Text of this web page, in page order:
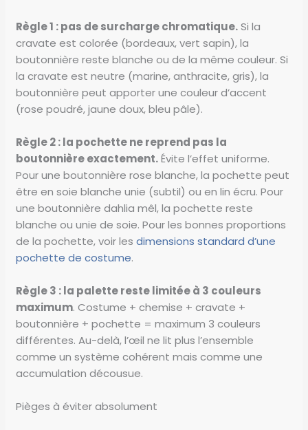
Règle 1 : pas de surcharge chromatique.Si la
cravate est colorée (bordeaux, vert sapin), la
boutonnière reste blanche ou de la même couleur. Si
la cravate est neutre (marine, anthracite, gris), la
boutonnière peut apporter une couleur d’accent
(rose poudré, jaune doux, bleu pâle).
Règle 2 : la pochette ne reprend pas la
boutonnière exactement.Évite l’effet uniforme.
Pour une boutonnière rose blanche, la pochette peut
être en soie blanche unie (subtil) ou en lin écru. Pour
une boutonnière dahlia mêl, la pochette reste
blanche ou unie de soie. Pour les bonnes proportions
de la pochette, voir lesdimensions standard d’une
pochette de costume.
Règle 3 : la palette reste limitée à 3 couleurs
maximum. Costume + chemise + cravate +
boutonnière + pochette = maximum 3 couleurs
différentes. Au-delà, l’œil ne lit plus l’ensemble
comme un système cohérent mais comme une
accumulation décousue.
Pièges à éviter absolument